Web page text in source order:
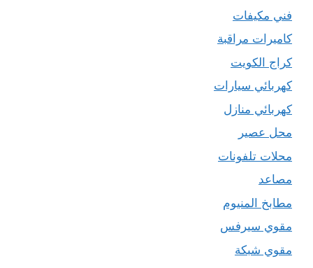
فني مكيفات
كاميرات مراقبة
كراج الكويت
كهربائي سيارات
كهربائي منازل
محل عصير
محلات تلفونات
مصاعد
مطابخ المنيوم
مقوي سيرفس
مقوي شبكة